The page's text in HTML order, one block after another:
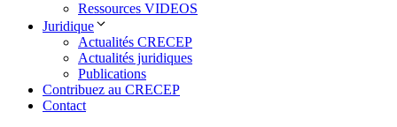
Ressources VIDEOS
Juridique
Actualités CRECEP
Actualités juridiques
Publications
Contribuez au CRECEP
Contact